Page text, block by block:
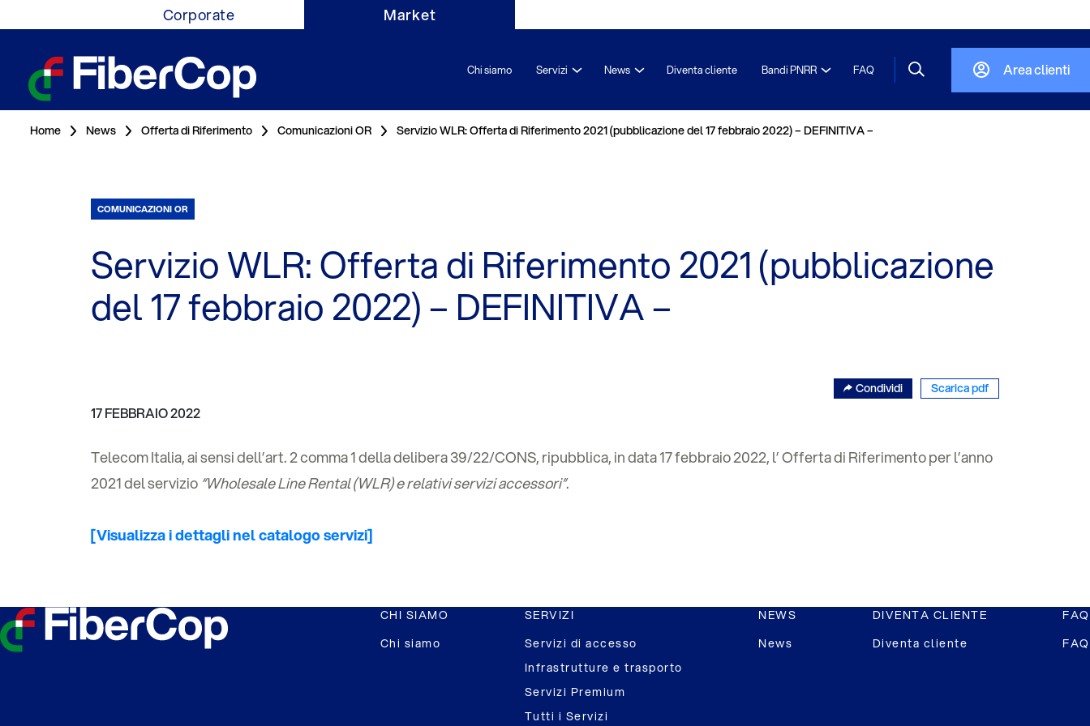
Corporate Market
Chi siamo Servizi News Diventa cliente Bandi PNRR FAQ Area clienti
Home News Offerta di Riferimento Comunicazioni OR Servizio WLR: Offerta di Riferimento 2021 (pubblicazione del 17 febbraio 2022) – DEFINITIVA –
COMUNICAZIONI OR
Servizio WLR: Offerta di Riferimento 2021 (pubblicazione
del 17 febbraio 2022) – DEFINITIVA –
Condividi Scarica pdf
17 FEBBRAIO 2022
Telecom Italia, ai sensi dell’art. 2 comma 1 della delibera 39/22/CONS, ripubblica, in data 17 febbraio 2022, l’ Offerta di Riferimento per l’anno
2021 del servizio “Wholesale Line Rental (WLR) e relativi servizi accessori”.
[Visualizza i dettagli nel catalogo servizi]
CHI SIAMO
Chi siamo
SERVIZI
Servizi di accesso
Infrastrutture e trasporto
Servizi Premium
Tutti i Servizi
NEWS
News
DIVENTA CLIENTE
Diventa cliente
FAQ
FAQ